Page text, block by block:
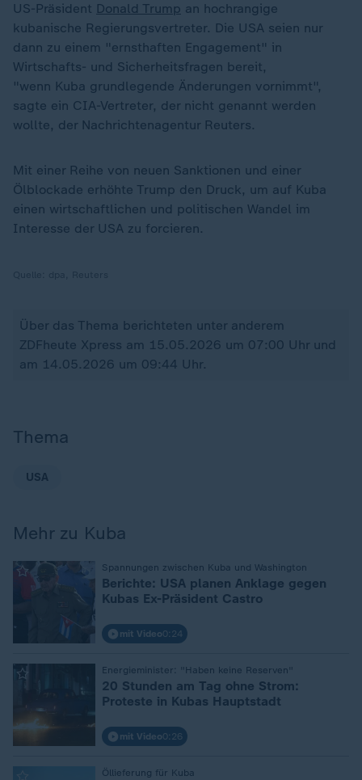
US-Präsident Donald Trump an hochrangige
kubanische Regierungsvertreter. Die USA seien nur
dann zu einem "ernsthaften Engagement" in
Wirtschafts- und Sicherheitsfragen bereit,
"wenn Kuba grundlegende Änderungen vornimmt",
sagte ein CIA-Vertreter, der nicht genannt werden
wollte, der Nachrichtenagentur Reuters.
Mit einer Reihe von neuen Sanktionen und einer
Ölblockade erhöhte Trump den Druck, um auf Kuba
einen wirtschaftlichen und politischen Wandel im
Interesse der USA zu forcieren.
Über das Thema berichteten unter anderem
ZDFheute Xpress am 15.05.2026 um 07:00 Uhr und
am 14.05.2026 um 09:44 Uhr.
Thema
USA
Mehr zu Kuba
Spannungen zwischen Kuba und Washington
Berichte: USA planen Anklage gegen
Kubas Ex-Präsident Castro
mit Video0:24
Energieminister: "Haben keine Reserven"
20 Stunden am Tag ohne Strom:
Proteste in Kubas Hauptstadt
mit Video0:26
Öllieferung für Kuba